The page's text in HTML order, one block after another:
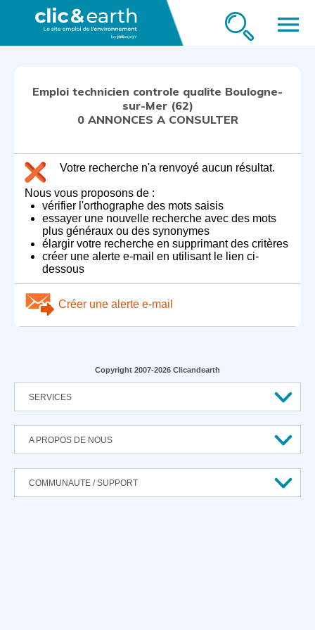
menu
Emploi technicien controle qualite Boulogne-
sur-Mer (62)
0 ANNONCES A CONSULTER
Votre recherche n'a renvoyé aucun résultat.
Nous vous proposons de :
vérifier l'orthographe des mots saisis
essayer une nouvelle recherche avec des mots
plus généraux ou des synonymes
élargir votre recherche en supprimant des critères
créer une alerte e-mail en utilisant le lien ci-
dessous
Créer une alerte e-mail
Copyright 2007-2026 Clicandearth
SERVICES
A PROPOS DE NOUS
COMMUNAUTE / SUPPORT